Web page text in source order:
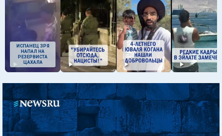
ИСПАНЕЦ ЗРЯ
НАПАЛ НА
РЕЗЕРВИСТА
ЦАХАЛА